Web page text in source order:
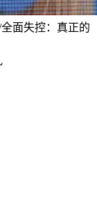
面失控：真正的